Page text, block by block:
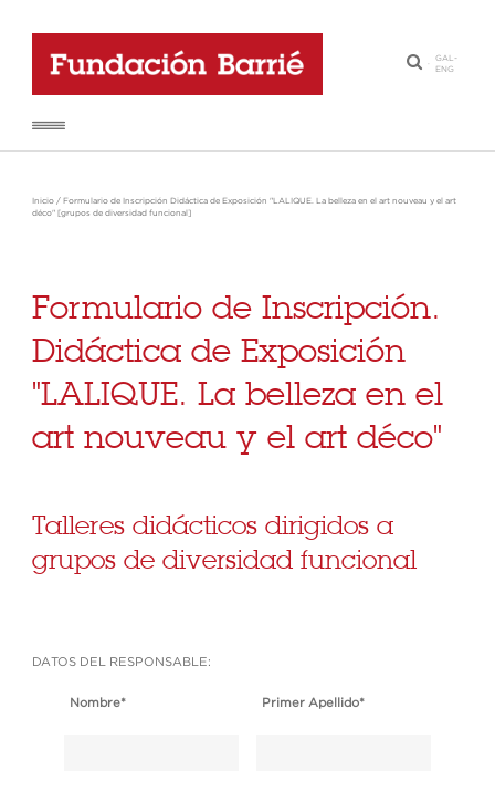
·
GAL-
ENG
Inicio / Formulario de Inscripción Didáctica de Exposición "LALIQUE. La belleza en el art nouveau y el art
déco" [grupos de diversidad funcional]
Formulario de Inscripción.
Didáctica de Exposición
"LALIQUE. La belleza en el
art nouveau y el art déco"
Talleres didácticos dirigidos a
grupos de diversidad funcional
DATOS DEL RESPONSABLE:
Nombre* Primer Apellido*